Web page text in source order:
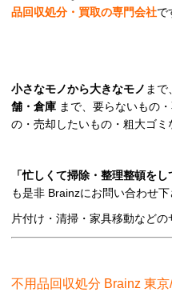
品回収処分・買取の専門会社で
小さなモノから大きなモノ まで
舗・倉庫 まで、要らないもの
の・売却したいもの・粗大ゴミ
「忙しくて掃除・整理整頓をし
も是非 Brainzにお問い合わせ下
片付け・清掃・家具移動などの
不用品回収処分 Brainz 東